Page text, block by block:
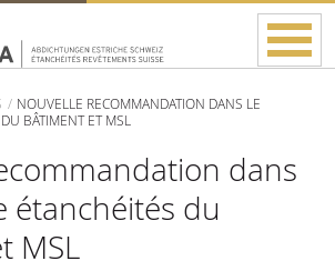
NOUVELLE RECOMMANDATION DANS LE
BÂTIMENT ET MSL
dans
étanchéités du
MSL